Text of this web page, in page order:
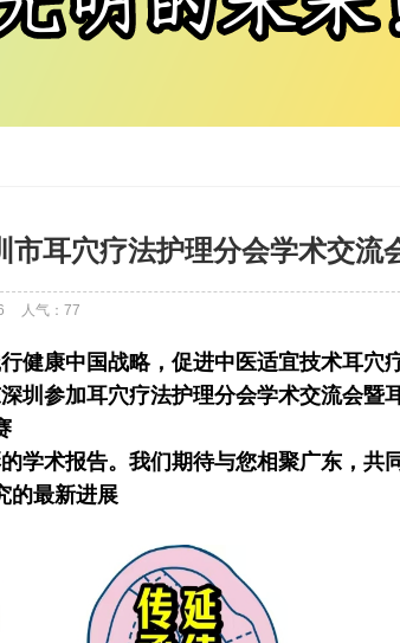
市耳穴疗法护理分会学术交流
人气： 77
健康中国战略，促进中医适宜技术耳穴
圳参加耳穴疗法护理分会学术交流会暨
学术报告。我们期待与您相聚广东，共
的最新进展